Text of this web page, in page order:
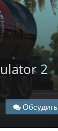
2
Обсудить